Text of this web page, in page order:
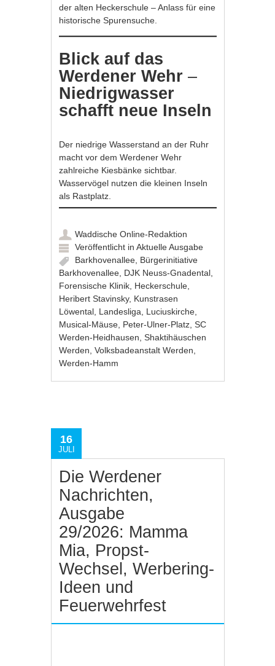
der alten Heckerschule – Anlass für eine
historische Spurensuche.
Blick auf das
Werdener Wehr –
Niedrigwasser
schafft neue Inseln
Der niedrige Wasserstand an der Ruhr
macht vor dem Werdener Wehr
zahlreiche Kiesbänke sichtbar.
Wasservögel nutzen die kleinen Inseln
als Rastplatz.
Waddische Online-Redaktion
Veröffentlicht inAktuelle Ausgabe
Barkhovenallee Bürgerinitiative
Barkhovenallee DJK Neuss-Gnadental
Forensische Klinik Heckerschule
Heribert Stavinsky, Kunstrasen
Löwental Landesliga Luciuskirche
Musical-Mäuse Peter-Ulner-Platz ,SC
Werden-Heidhausen ,Shaktihäuschen
Werden ,Volksbadeanstalt Werden
Werden-Hamm
16
JULI
Die Werdener
Nachrichten,
Ausgabe
29/2026: Mamma
Mia, Propst-
Wechsel, Werbering-
Ideen und
Feuerwehrfest